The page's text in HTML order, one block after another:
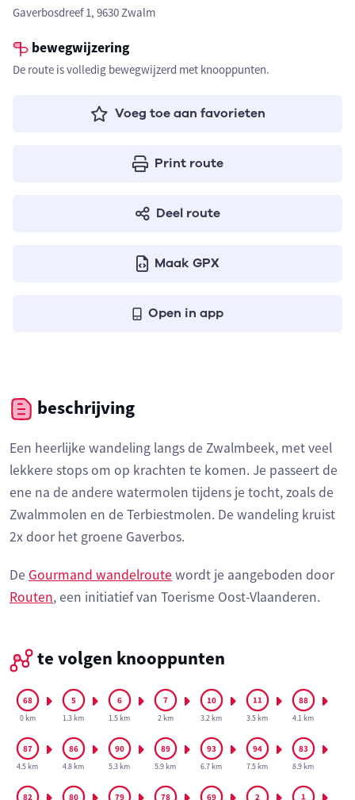
Gaverbosdreef 1, 9630 Zwalm
bewegwijzering
De route is volledig bewegwijzerd met knooppunten.
Voeg toe aan favorieten
Print route
Deel route
Maak GPX
Open in app
beschrijving
Een heerlijke wandeling langs de Zwalmbeek, met veel
lekkere stops om op krachten te komen. Je passeert de
ene na de andere watermolen tijdens je tocht, zoals de
Zwalmmolen en de Terbiestmolen. De wandeling kruist
2x door het groene Gaverbos.
De Gourmand wandelroute wordt je aangeboden door
Routen, een initiatief van Toerisme Oost-Vlaanderen.
te volgen knooppunten
0 km 1.3 km 1.5 km 2 km 3.2 km 3.5 km 4.1 km
4.5 km 4.8 km 5.3 km 5.9 km 6.7 km 7.5 km 8.9 km